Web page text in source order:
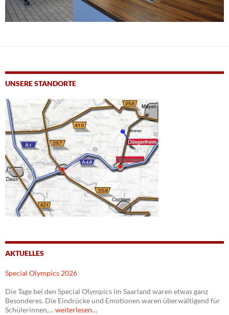
UNSERE STANDORTE
AKTUELLES
Special Olympics 2026
Die Tage bei den Special Olympics im Saarland waren etwas ganz
Besonderes. Die Eindrücke und Emotionen waren überwältigend für
Schülerinnen,…weiterlesen…